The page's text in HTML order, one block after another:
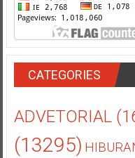
CATEGORIES
ADVETORIAL
(13295)